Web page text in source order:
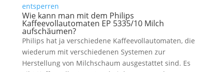
entsperren
Wie kann man mit dem Philips
Kaffeevollautomaten EP 5335/10 Milch
aufschäumen?
Philips hat ja verschiedene Kaffeevollautomaten, die
wiederum mit verschiedenen Systemen zur
Herstellung von Milchschaum ausgestattet sind. Es